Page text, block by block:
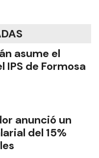
asume el
IPS de Formosa
anunció un
del 15%